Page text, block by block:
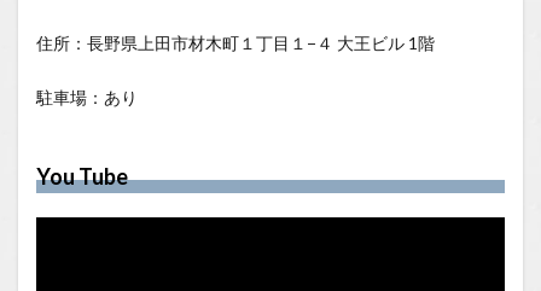
住所：長野県上田市材木町１丁目１−４ 大王ビル 1階
駐車場：あり
You Tube